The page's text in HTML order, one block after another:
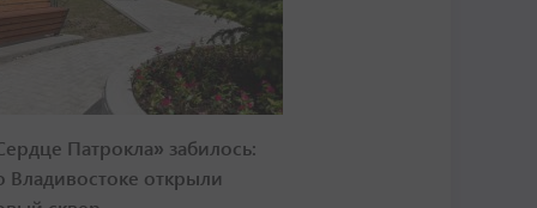
Патрокла» забилось:
Владивостоке открыли